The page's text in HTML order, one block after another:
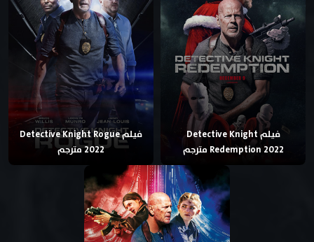
فيلم Detective Knight
Redemption 2022 مترجم
فيلم Detective Knight Rogue
2022 مترجم